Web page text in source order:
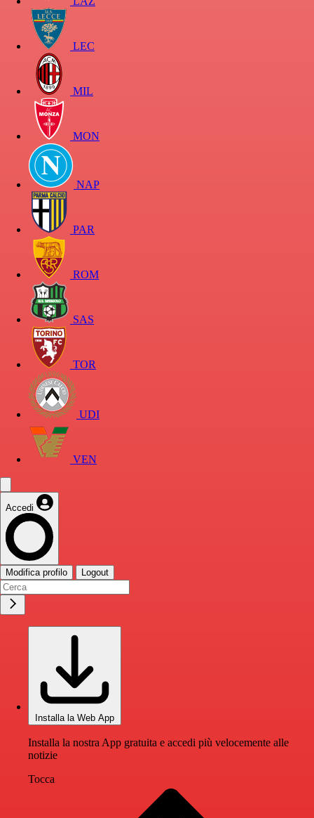
LEC
MIL
MON
NAP
PAR
ROM
SAS
TOR
UDI
VEN
Accedi
Modifica profilo Logout
Installa la Web App
Installa la nostra App gratuita e accedi più velocemente alle
notizie
Tocca